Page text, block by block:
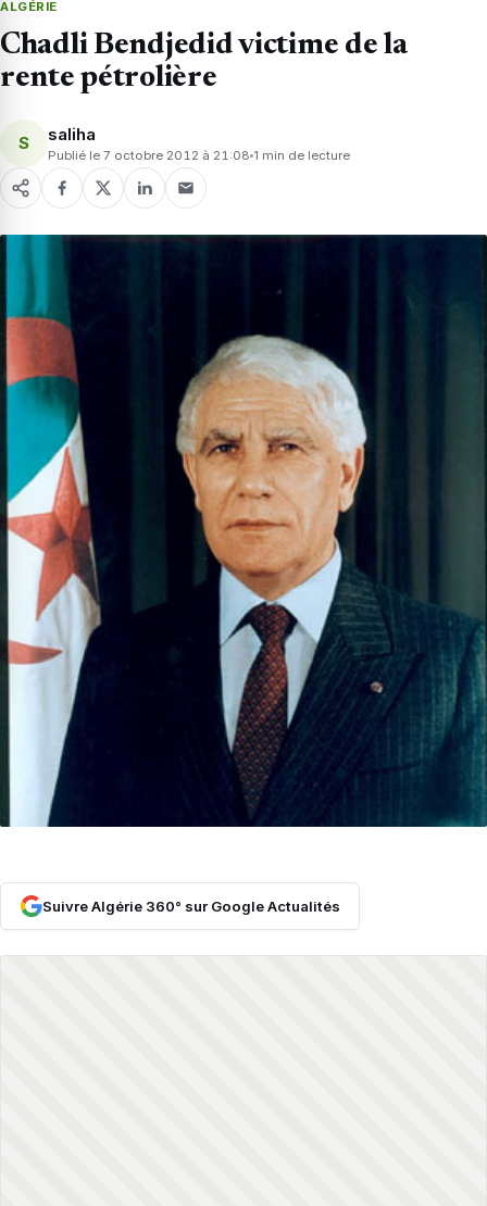
ALGÉRIE
Chadli Bendjedid victime de la
rente pétrolière
S saliha
Publié le 7 octobre 2012 à 21:08 1 min de lecture
Suivre Algérie 360° sur Google Actualités